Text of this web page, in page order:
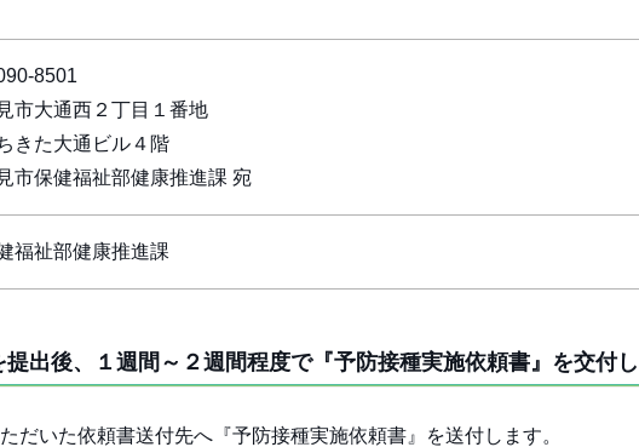
8501
市大通西２丁目１番地
きた大通ビル４階
市保健福祉部健康推進課 宛
福祉部健康推進課
出後、１週間～２週間程度で『予防接種実施依頼書』を交付し
だいた依頼書送付先へ『予防接種実施依頼書』を送付します。